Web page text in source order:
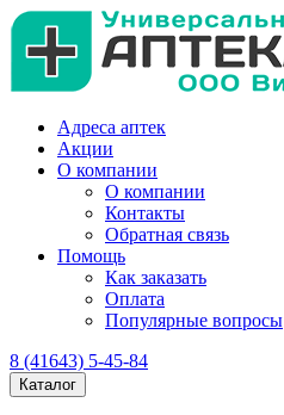
Адреса аптек
Акции
О компании
О компании
Контакты
Обратная связь
Помощь
Как заказать
Оплата
Популярные вопросы
8 (41643) 5-45-84
Каталог